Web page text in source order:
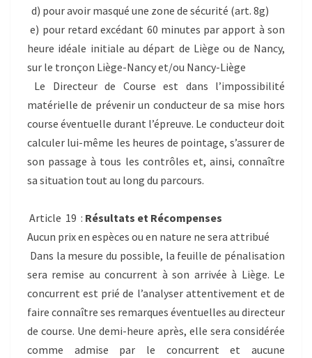
d) pour avoir masqué une zone de sécurité (art. 8g)
e) pour retard excédant 60 minutes par apport à son
heure idéale initiale au départ de Liège ou de Nancy,
sur le tronçon Liège-Nancy et/ou Nancy-Liège
Le Directeur de Course est dans l’impossibilité
matérielle de prévenir un conducteur de sa mise hors
course éventuelle durant l’épreuve. Le conducteur doit
calculer lui-même les heures de pointage, s’assurer de
son passage à tous les contrôles et, ainsi, connaître
sa situation tout au long du parcours.
Article 19 : Résultats et Récompenses
Aucun prix en espèces ou en nature ne sera attribué
Dans la mesure du possible, la feuille de pénalisation
sera remise au concurrent à son arrivée à Liège. Le
concurrent est prié de l’analyser attentivement et de
faire connaître ses remarques éventuelles au directeur
de course. Une demi-heure après, elle sera considérée
comme admise par le concurrent et aucune